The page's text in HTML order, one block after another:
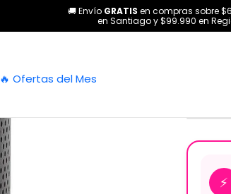
🔥 Ofertas del Mes
🚚 Envío GRATIS en compras sobre
en Santiago y $99.990 en
Micrófonos Accesorios Otros Pantalla
⚡